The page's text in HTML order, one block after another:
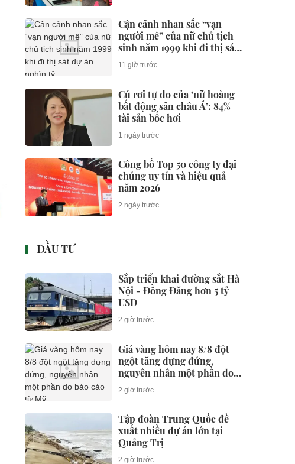
Cận cảnh nhan sắc “vạn
người mê” của nữ chủ tịch
sinh năm 1999 khi đi thị sát
dự án nghìn tỷ
11 giờ trước
Cú rơi tự do của ‘nữ hoàng
bất động sản châu Á’: 84%
tài sản bốc hơi
1 ngày trước
Công bố Top 50 công ty đại
chúng uy tín và hiệu quả
năm 2026
2 ngày trước
ĐẦU TƯ
Sắp triển khai đường sắt Hà
Nội - Đồng Đăng hơn 5 tỷ
USD
2 giờ trước
Giá vàng hôm nay 8/8 đột
ngột tăng dựng đứng,
nguyên nhân một phần do
báo cáo từ Mỹ
2 giờ trước
Tập đoàn Trung Quốc đề
xuất nhiều dự án lớn tại
Quảng Trị
2 giờ trước